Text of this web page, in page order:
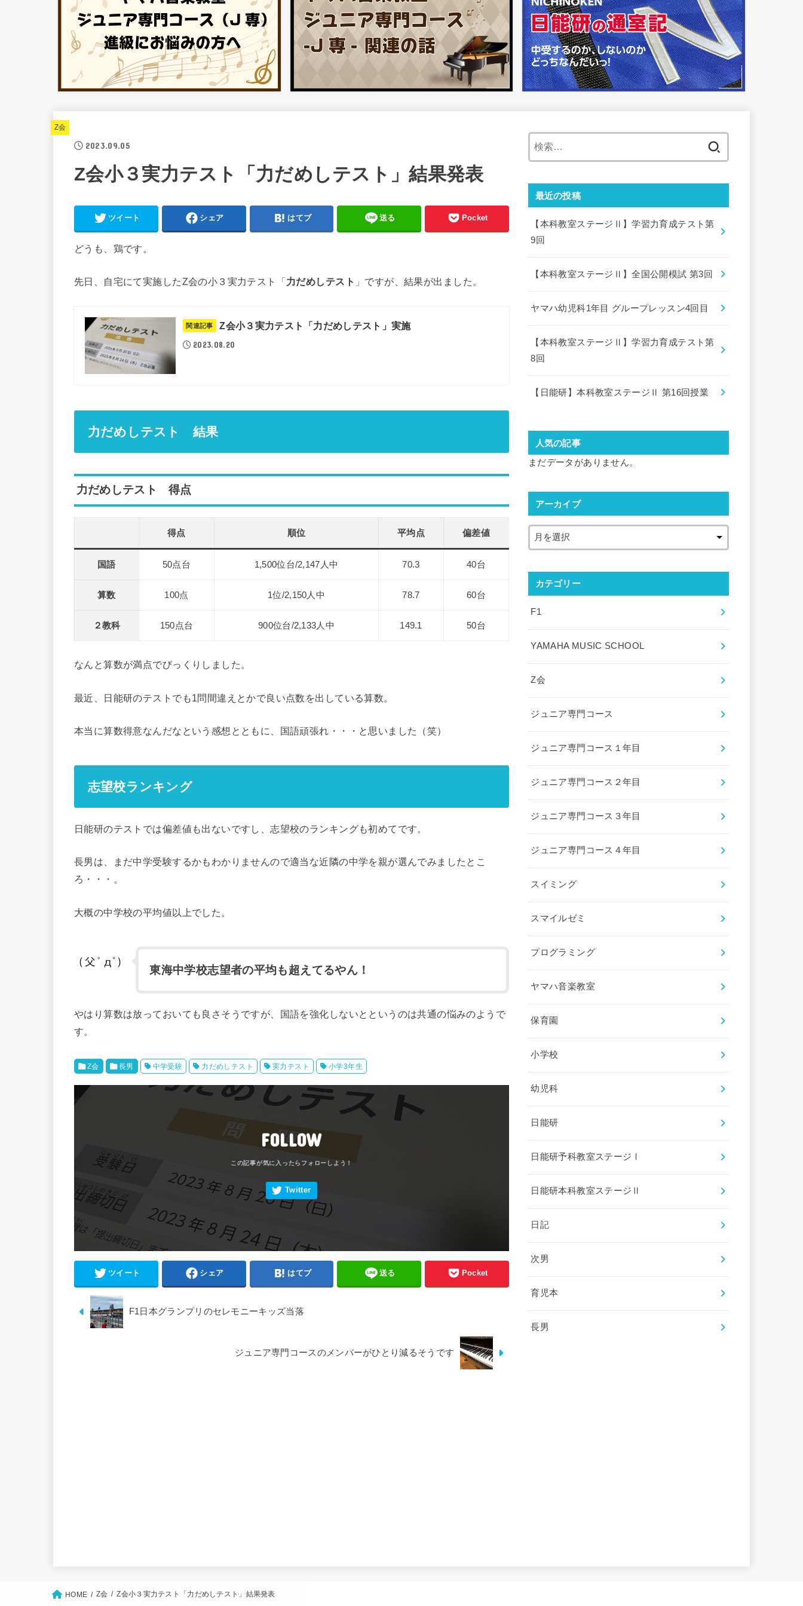
Z会
2023.09.05
Z会小３実力テスト「力だめしテスト」結果発表
ツイート シェア はてブ 送る Pocket
どうも、鶏です。
先日、自宅にて実施したZ会の小３実力テスト「力だめしテスト 」ですが、結果が出ました。
関連記事 Z会小３実力テスト「力だめしテスト」実施
2023.08.20
力だめしテスト 結果
力だめしテスト 得点
得点 順位 平均点 偏差値
国語 50点台 1,500位台/2,147人中 70.3 40台
算数 100点 1位/2,150人中 78.7 60台
２教科 150点台 900位台/2,133人中 149.1 50台
なんと算数が満点でびっくりしました。
最近、日能研のテストでも1問間違えとかで良い点数を出している算数。
本当に算数得意なんだなという感想とともに、国語頑張れ・・・と思いました（笑）
志望校ランキング
日能研のテストでは偏差値も出ないですし、志望校のランキングも初めてです。
長男は、まだ中学受験するかもわかりませんので適当な近隣の中学を親が選んでみましたとこ
ろ・・・。
大概の中学校の平均値以上でした。
東海中学校志望者の平均も超えてるやん！
やはり算数は放っておいても良さそうですが、国語を強化しないとというのは共通の悩みのようで
す。
Z会 長男 中学受験 力だめしテスト 実力テスト 小学3年生
FOLLOW
ツイート シェア はてブ 送る Pocket
F1日本グランプリのセレモニーキッズ当落
ジュニア専門コースのメンバーがひとり減るそうです
最近の投稿
【本科教室ステージⅡ】学習力育成テスト第
9回
【本科教室ステージⅡ】全国公開模試 第3回
ヤマハ幼児科1年目 グループレッスン4回目
【本科教室ステージⅡ】学習力育成テスト第
8回
【日能研】本科教室ステージⅡ 第16回授業
人気の記事
まだデータがありません。
アーカイブ
カテゴリー
F1
YAMAHA MUSIC SCHOOL
Z会
ジュニア専門コース
ジュニア専門コース１年目
ジュニア専門コース２年目
ジュニア専門コース３年目
ジュニア専門コース４年目
スイミング
スマイルゼミ
プログラミング
ヤマハ音楽教室
保育園
小学校
幼児科
日能研
日能研予科教室ステージⅠ
日能研本科教室ステージⅡ
日記
次男
育児本
長男
HOME Z会 Z会小３実力テスト「力だめしテスト」結果発表